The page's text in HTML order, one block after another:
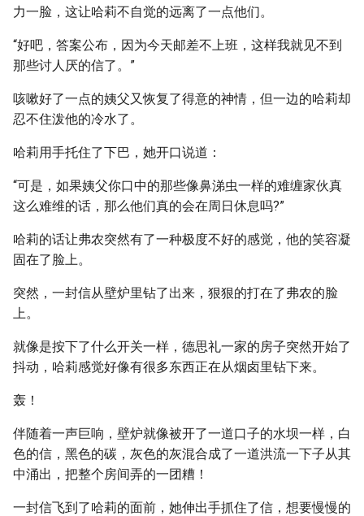
力一脸，这让哈莉不自觉的远离了一点他们。
“好吧，答案公布，因为今天邮差不上班，这样我就见不到
那些讨人厌的信了。”
咳嗽好了一点的姨父又恢复了得意的神情，但一边的哈莉却
忍不住泼他的冷水了。
哈莉用手托住了下巴，她开口说道：
“可是，如果姨父你口中的那些像鼻涕虫一样的难缠家伙真
这么难维的话，那么他们真的会在周日休息吗?”
哈莉的话让弗农突然有了一种极度不好的感觉，他的笑容凝
固在了脸上。
突然，一封信从壁炉里钻了出来，狠狠的打在了弗农的脸
上。
就像是按下了什么开关一样，德思礼一家的房子突然开始了
抖动，哈莉感觉好像有很多东西正在从烟卤里钻下来。
轰！
伴随着一声巨响，壁炉就像被开了一道口子的水坝一样，白
色的信，黑色的碳，灰色的灰混合成了一道洪流一下子从其
中涌出，把整个房间弄的一团糟！
一封信飞到了哈莉的面前，她伸出手抓住了信，想要慢慢的